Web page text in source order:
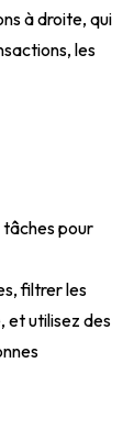
à droite, qui
les
pour
filtrer les
et utilisez des